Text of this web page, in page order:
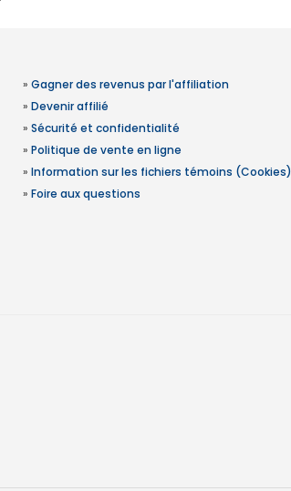
» Gagner des revenus par l'affiliation
» Devenir affilié
» Sécurité et confidentialité
» Politique de vente en ligne
» Information sur les fichiers témoins (Cookies)
» Foire aux questions